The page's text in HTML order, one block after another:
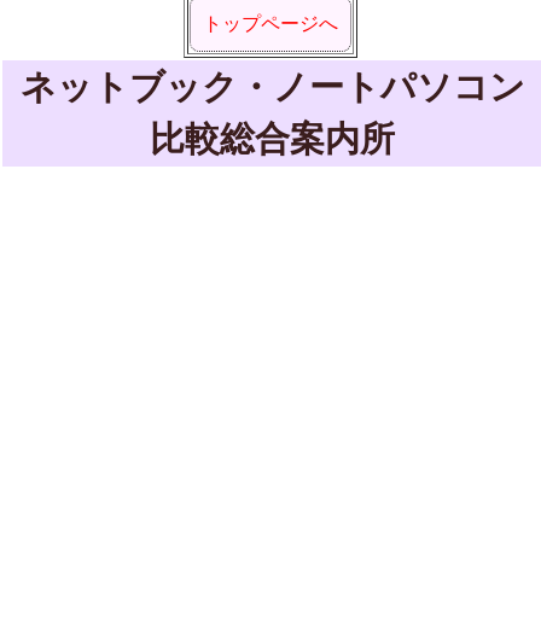
トップページへ
ネットブック・ノートパソコン
比較総合案内所